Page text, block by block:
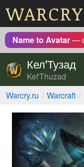
Name to Avatar—
Кел'Тузад
Kel'Thuzad
Warcry.ru Warcraft